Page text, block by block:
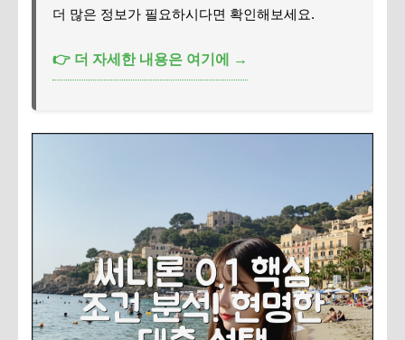
더 많은 정보가 필요하시다면 확인해보세요.
👉 더 자세한 내용은 여기에 →